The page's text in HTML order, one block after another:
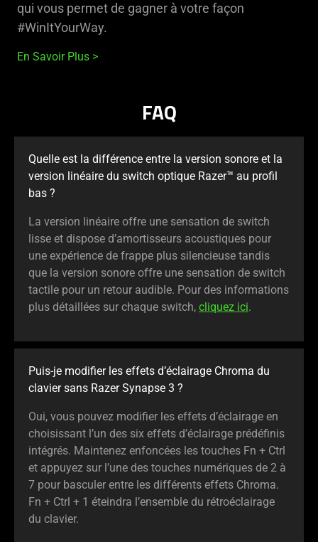
qui vous permet de gagner à votre façon
#WinItYourWay.
En Savoir Plus
FAQ
Quelle est la différence entre la version sonore et la
version linéaire du switch optique Razer™ au profil
bas ?
La version linéaire offre une sensation de switch
lisse et dispose d’amortisseurs acoustiques pour
une expérience de frappe plus silencieuse tandis
que la version sonore offre une sensation de switch
tactile pour un retour audible. Pour des informations
plus détaillées sur chaque switch, cliquez ici.
Puis-je modifier les effets d’éclairage Chroma du
clavier sans Razer Synapse 3 ?
Oui, vous pouvez modifier les effets d’éclairage en
choisissant l’un des six effets d’éclairage prédéfinis
intégrés. Maintenez enfoncées les touches Fn + Ctrl
et appuyez sur l’une des touches numériques de 2 à
7 pour basculer entre les différents effets Chroma.
Fn + Ctrl + 1 éteindra l’ensemble du rétroéclairage
du clavier.